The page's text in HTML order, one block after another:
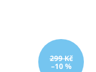
299 Kč
–10 %